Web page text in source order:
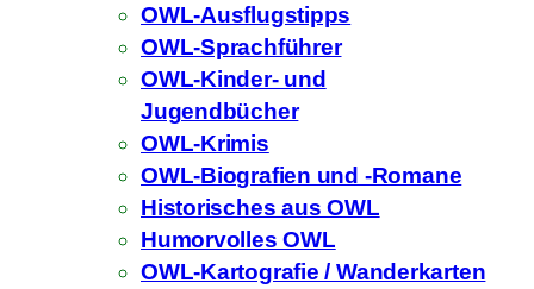
OWL-Ausflugstipps
OWL-Sprachführer
OWL-Kinder- und
Jugendbücher
OWL-Krimis
OWL-Biografien und -Romane
Historisches aus OWL
Humorvolles OWL
OWL-Kartografie / Wanderkarten